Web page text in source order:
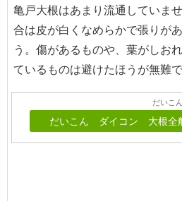
亀戸大根はあまり流通していま
合は皮が白くなめらかで張りが
う。傷があるものや、葉がしお
ているものは避けたほうが無難で
だいこ
だいこん ダイコン 大根全